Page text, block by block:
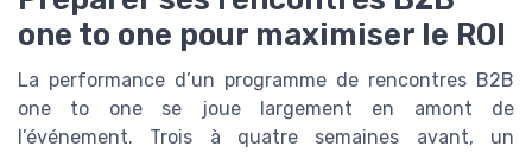
one to one pour maximiser le ROI
La performance d’un programme de rencontres B2B
one to one se joue largement en amont de
l’événement. Trois à quatre semaines avant, un